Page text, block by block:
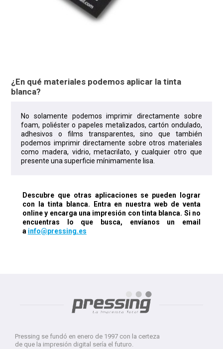
¿En qué materiales podemos aplicar la tinta
blanca?
No solamente podemos imprimir directamente sobre
foam, poliéster o papeles metalizados, cartón ondulado,
adhesivos o films transparentes, sino que también
podemos imprimir directamente sobre otros materiales
como madera, vidrio, metacrilato, y cualquier otro que
presente una superficie mínimamente lisa.
Descubre que otras aplicaciones se pueden lograr
con la tinta blanca. Entra en nuestra web de venta
online y encarga una impresión con tinta blanca. Si no
encuentras lo que busca, envíanos un email
a info@pressing.es
Pressing se fundó en enero de 1997 con la certeza
de que la impresión digital sería el futuro.